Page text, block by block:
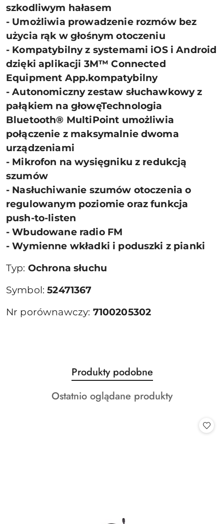
szkodliwym hałasem
- Umożliwia prowadzenie rozmów bez
użycia rąk w głośnym otoczeniu
- Kompatybilny z systemami iOS i Android
dzięki aplikacji 3M™ Connected
Equipment App.kompatybilny
- Autonomiczny zestaw słuchawkowy z
pałąkiem na głowęTechnologia
Bluetooth® MultiPoint umożliwia
połączenie z maksymalnie dwoma
urządzeniami
- Mikrofon na wysięgniku z redukcją
szumów
- Nasłuchiwanie szumów otoczenia o
regulowanym poziomie oraz funkcja
push-to-listen
- Wbudowane radio FM
- Wymienne wkładki i poduszki z pianki
Typ: Ochrona słuchu
Symbol:52471367
Nr porównawczy: 7100205302
Pomiń karuzelę produktów
Produkty
o
statusie:
Produkty podobne
Produkty
Ostatnio oglądane produkty